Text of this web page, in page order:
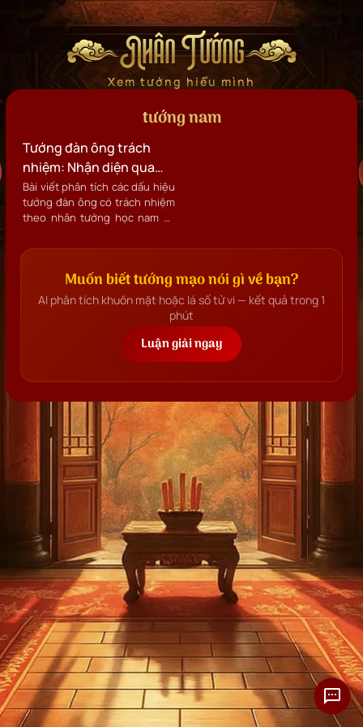
Nhân Tướng
Xem tướng hiểu mình
tướng nam
Tướng đàn ông trách
nhiệm: Nhận diện qua
ánh mắt, dáng đi và các
nét tướng theo nhân
tướng học nam
Bài viết phân tích các dấu hiệu
tướng đàn ông có trách nhiệm
theo nhân tướng học nam và
dụng. Đồng thời hướng dẫn
vi để thể hiện trách nhiệm
trong đời sống hiện đại.
Muốn biết tướng mạo nói gì về bạn?
AI phân tích khuôn mặt hoặc lá số tử vi — kết quả trong 1
phút
Luận giải ngay